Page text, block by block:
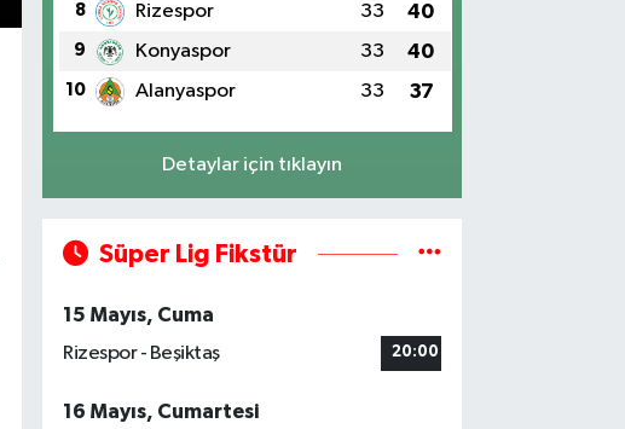
8 Rizespor 33 40
9 Konyaspor 33 40
10 Alanyaspor 33 37
Detaylar için tıklayın
Süper Lig Fikstür
15 Mayıs, Cuma
Rizespor - Beşiktaş
20:00
16 Mayıs, Cumartesi